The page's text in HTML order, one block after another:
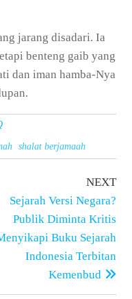
jarang disadari. Ia
benteng gaib yang
dan iman hamba-Nya
shalat berjamaah
NEXT
Sejarah Versi Negara?
Publik Diminta Kritis
Buku Sejarah
Indonesia Terbitan
Kemenbud